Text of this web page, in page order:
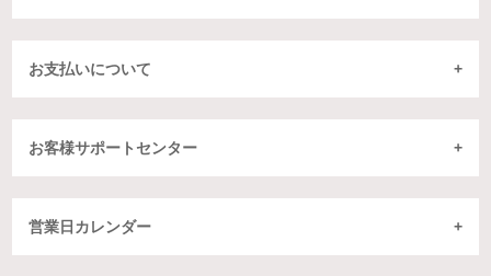
お支払いについて
お客様サポートセンター
営業日カレンダー